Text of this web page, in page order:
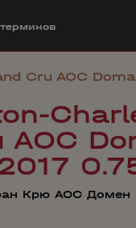
Cru AOC
AOC
Крю AOC